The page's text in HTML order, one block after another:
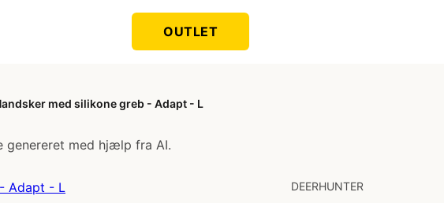
OUTLET
med silikone greb - Adapt - L
genereret med hjælp fra AI.
DEERHUNTER